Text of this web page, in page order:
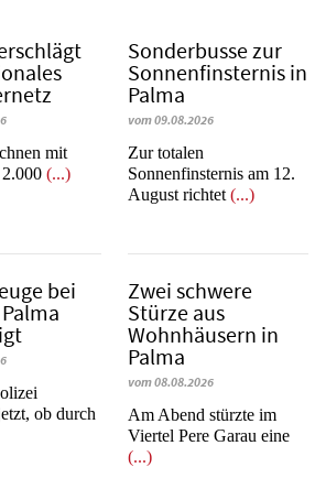
mit
2.000(...)
Sonderbusse zur
Sonnenfinsternis in
Palma
vom 09.08.2026
Zur totalen
Sonnenfinsternis am 12.
August richtet(...)
bei
ob durch
Zwei schwere
Stürze aus
Wohnhäusern in
Palma
vom 08.08.2026
Am Abend stürzte im
Viertel Pere Garau eine
(...)